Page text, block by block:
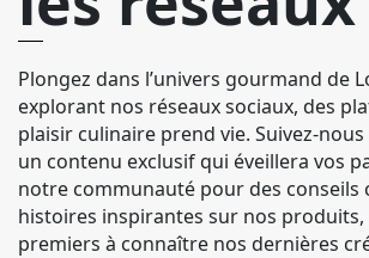
Plongez dans l’univers gourmand de
explorant nos réseaux sociaux, des
plaisir culinaire prend vie. Suivez-
un contenu exclusif qui éveillera vos
notre communauté pour des conseils
histoires inspirantes sur nos produits,
premiers à connaître nos dernières